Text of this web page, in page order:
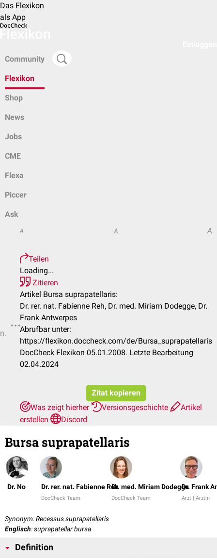
Das Flexikon
als App
Community
Flexikon
Shop
News
Jobs
CME
Flexa
Piccer
Ask
A A A
Teilen
Loading...
Zitieren
Artikel Bursa suprapatellaris:
Dr. rer. nat. Fabienne Reh, Dr. med. Miriam Dodegge, Dr.
Frank Antwerpes
Abrufbar unter:
https://flexikon.doccheck.com/de/Bursa_suprapatellaris
DocCheck Flexikon 05.01.2008. Letzte Bearbeitung
02.04.2024
Zitat kopieren
Was zeigt hierher
Versionsgeschichte
Artikel
erstellen
Discord
Bursa suprapatellaris
Dr. No Dr. rer. nat. Fabienne Reh
DocCheck Team
Dr. med. Miriam Dodegge
DocCheck Team
Dr. Frank
Arzt | Ärztin
Synonym: Recessus suprapatellaris
Englisch: suprapatellar bursa
Definition